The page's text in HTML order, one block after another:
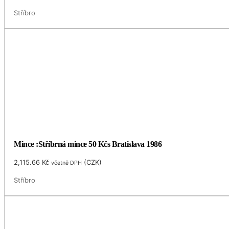
Stříbro
Mince :Stříbrná mince 50 Kčs Bratislava 1986
2,115.66 Kč včetně DPH (CZK)
Stříbro